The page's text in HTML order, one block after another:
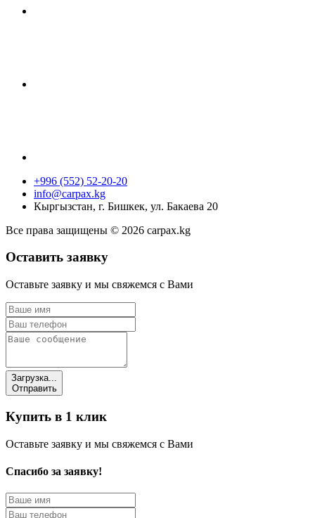
+996 (552) 52-20-20
info@carpax.kg
Кыргызстан, г. Бишкек, ул. Бакаева 20
Все права защищены © 2026 carpax.kg
Оставить заявку
Оставьте заявку и мы свяжемся с Вами
Загрузка...
Отправить
Купить в 1 клик
Оставьте заявку и мы свяжемся с Вами
Спасибо за заявку!